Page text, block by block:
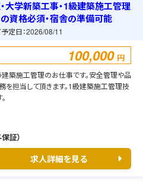
大学新築工事・1級建築施工管理
資格必須・宿舎の準備可能
定日：2026/08/11
100,000 円
築施工管理のお仕事です。安全管理や品
担当して頂きます。1級建築施工管理技
証）
求人詳細を見る